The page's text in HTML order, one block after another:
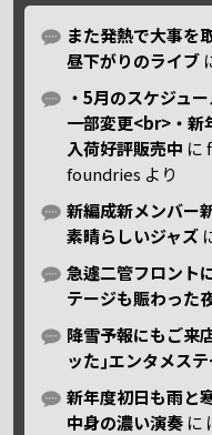
また発熱で大事を
昼下がりのライブ
・5月のスケジュ
一部変更<br>・新
入荷好評販売中 に
foundries より
新編成新メンバー
素晴らしいジャズ
急遽二管フロント
テージも賑わった
降雪予報にもご来
ッた｣エンタメス
新年度初日も雨と
中身の濃い演奏 に